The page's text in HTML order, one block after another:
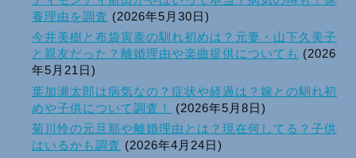
養理由を調査 (2026年5月30日)
今井美樹と布袋寅泰の馴れ初めは？元妻・山下久美子
と親友だった？離婚理由や楽曲提供についても (2026
年5月21日)
葉加瀬太郎は病気なの？症状や経過は？嫁との馴れ初
めや子供について調査！
(2026年5月8日)
菊川怜の元旦那や離婚理由とは？現在何してる？子供
はいるかも調査 (2026年4月24日)